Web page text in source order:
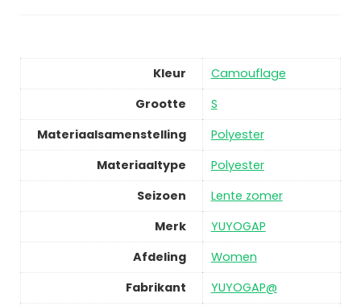
Kleur
Camouflage
Grootte
S
Materiaalsamenstelling
Polyester
Materiaaltype
Polyester
Seizoen
Lente zomer
Merk
YUYOGAP
Afdeling
Women
Fabrikant
YUYOGAP@